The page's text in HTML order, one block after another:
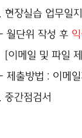
현장실습 업무일지
월단위 작성 후
[이메일 및 파일
제출방법 : 이메
중간점검서